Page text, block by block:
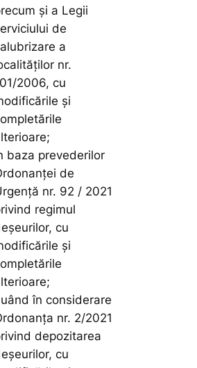
şi a Legii
de
a
nr.
2006, cu
și
baza prevederilor
de
nr. 92 / 2021
regimul
cu
și
în considerare
nr. 2/2021
depozitarea
cu